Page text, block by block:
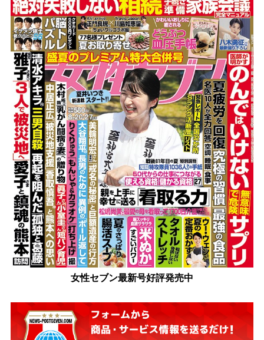
女性セブン最新号好評発売中